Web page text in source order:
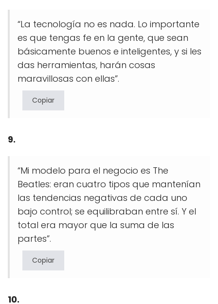
“La tecnología no es nada. Lo importante
es que tengas fe en la gente, que sean
básicamente buenos e inteligentes, y si les
das herramientas, harán cosas
maravillosas con ellas”.
Copiar
9.
“Mi modelo para el negocio es The
Beatles: eran cuatro tipos que mantenían
las tendencias negativas de cada uno
bajo control; se equilibraban entre sí. Y el
total era mayor que la suma de las
partes”.
Copiar
10.